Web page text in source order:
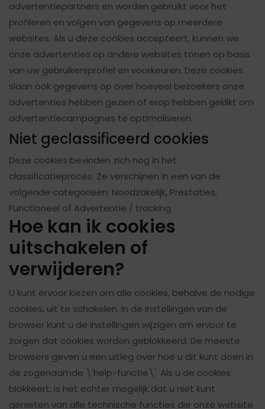
advertentiepartners en worden gebruikt voor het
profileren en volgen van gegevens op meerdere
websites. Als u deze cookies accepteert, kunnen we
onze advertenties op andere websites tonen op basis
van uw gebruikersprofiel en voorkeuren. Deze cookies
slaan ook gegevens op over hoeveel bezoekers onze
advertenties hebben gezien of erop hebben geklikt om
advertentiecampagnes te optimaliseren.
Niet geclassificeerd cookies
Deze cookies bevinden zich nog in het
classificatieproces. Ze verschijnen in een van de
volgende categorieën; Noodzakelijk, Prestaties,
Functioneel of Advertentie / tracking.
Hoe kan ik cookies
uitschakelen of
verwijderen?
U kunt ervoor kiezen om alle cookies, behalve de nodige
cookies, uit te schakelen. In de instellingen van de
browser kunt u de instellingen wijzigen om ervoor te
zorgen dat cookies worden geblokkeerd. De meeste
browsers geven u een uitleg over hoe u dit kunt doen in
de zogenaamde \'help-functie\'. Als u de cookies
blokkeert, is het echter mogelijk dat u niet kunt
genieten van alle technische functies die onze website